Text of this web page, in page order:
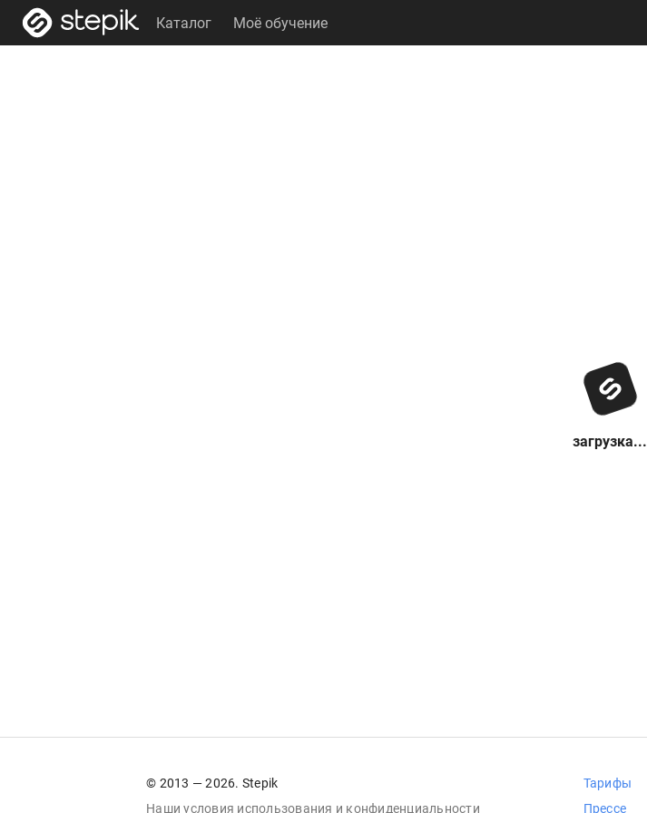
Каталог Моё обучение
загрузка...
© 2013 — 2026. Stepik
Наши условия использования и конфиденциальности
Тарифы
Прессе